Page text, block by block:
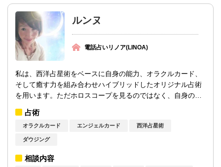
ルンヌ
電話占いリノア(LINOA)
私は、西洋占星術をベースに自身の能力、オラクルカード、
そして癒す力を組み合わせハイブリッドしたオリジナル占術
を用います。ただホロスコープを見るのではなく、自身の能
占術
オラクルカード エンジェルカード 西洋占星術
ダウジング
相談内容